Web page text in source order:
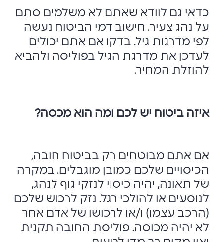
כדאי גם לוודא שאתם לא משלמים סתם
על נהג צעיר. חישוב דמי הביטוח נעשה
לפי מדרגות גיל. בדקו אם אתם יכולים
לעדכן את מדרגת הגיל בפוליסה ולהביא
להוזלת המחיר.
איזה ביטוח יש לכם ומה הוא מכסה?
אם אתם מבוטחים רק בביטוח חובה,
הכיסויים שלכם כמובן מוגבלים. במקרה
של תאונה, יהיה כיסוי לנזקי גוף לנהג,
לנוסעים או להולכי רגל. נזק לרכוש שלכם
(הרכב עצמו) ו/או לרכושו של אדם אחר
לא יהיה מכוסה. פוליסת החובה תקנית